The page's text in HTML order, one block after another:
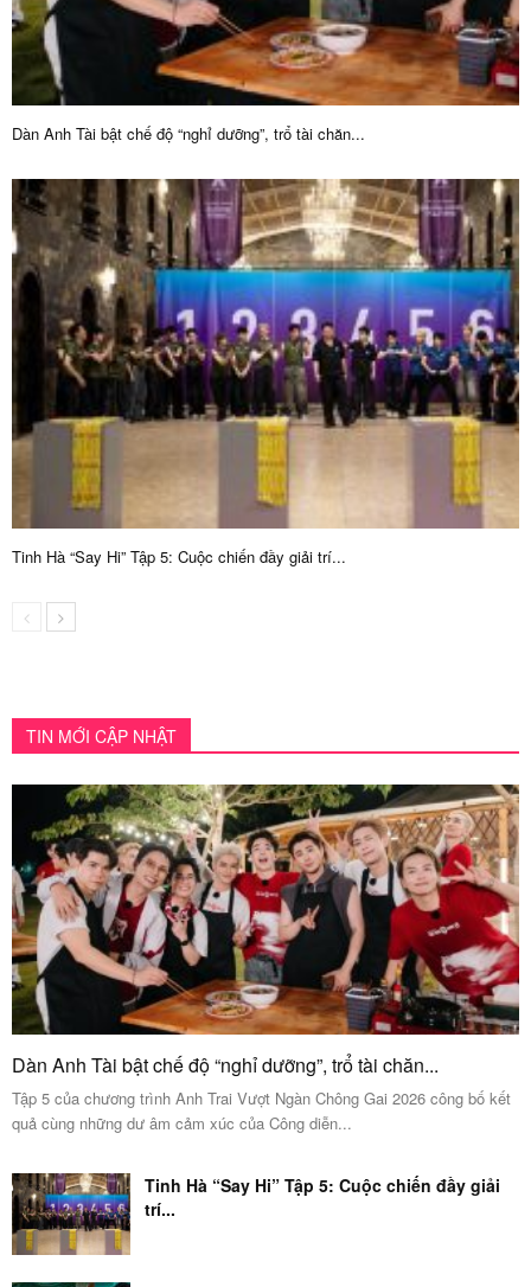
Dàn Anh Tài bật chế độ “nghỉ dưỡng”, trổ tài chăn...
Tinh Hà “Say Hi” Tập 5: Cuộc chiến đầy giải trí...
TIN MỚI CẬP NHẬT
Dàn Anh Tài bật chế độ “nghỉ dưỡng”, trổ tài chăn...
Tập 5 của chương trình Anh Trai Vượt Ngàn Chông Gai 2026 công bố kết
quả cùng những dư âm cảm xúc của Công diễn...
Tinh Hà “Say Hi” Tập 5: Cuộc chiến đầy giải
trí...